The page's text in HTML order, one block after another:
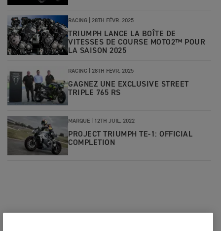
RACING | 28TH FÉVR. 2025
TRIUMPH LANCE LA BOÎTE DE
VITESSES DE COURSE MOTO2™ POUR
LA SAISON 2025
RACING | 28TH FÉVR. 2025
GAGNEZ UNE EXCLUSIVE STREET
TRIPLE 765 RS
MARQUE | 12TH JUIL. 2022
PROJECT TRIUMPH TE-1: OFFICIAL
COMPLETION